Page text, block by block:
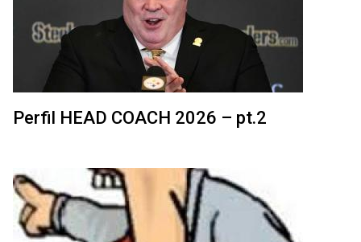
Perfil HEAD COACH 2026 – pt.2